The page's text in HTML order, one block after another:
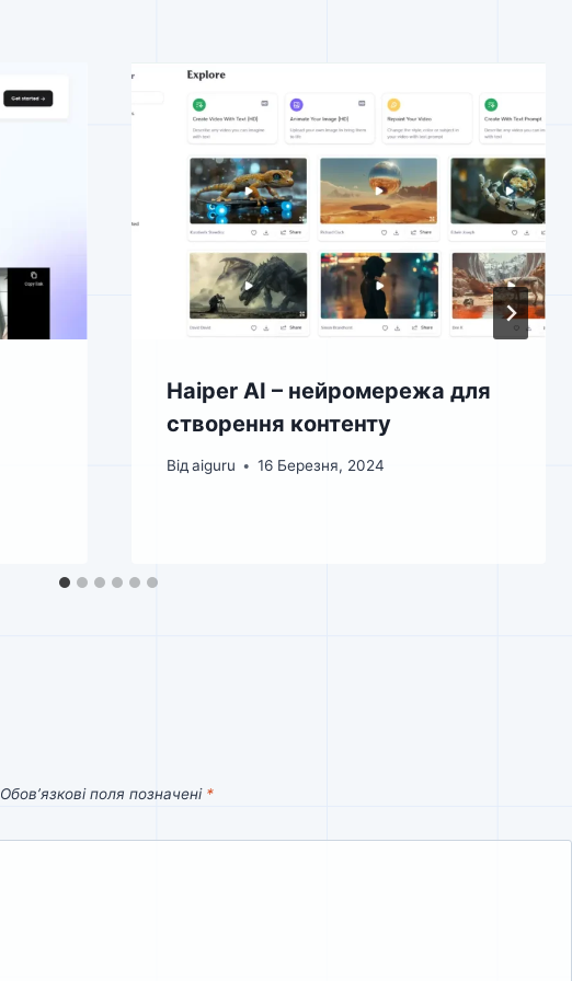
Haiper AI – нейромережа для
створення контенту
Від aiguru 16 Березня, 2024
Обов’язкові поля позначені *